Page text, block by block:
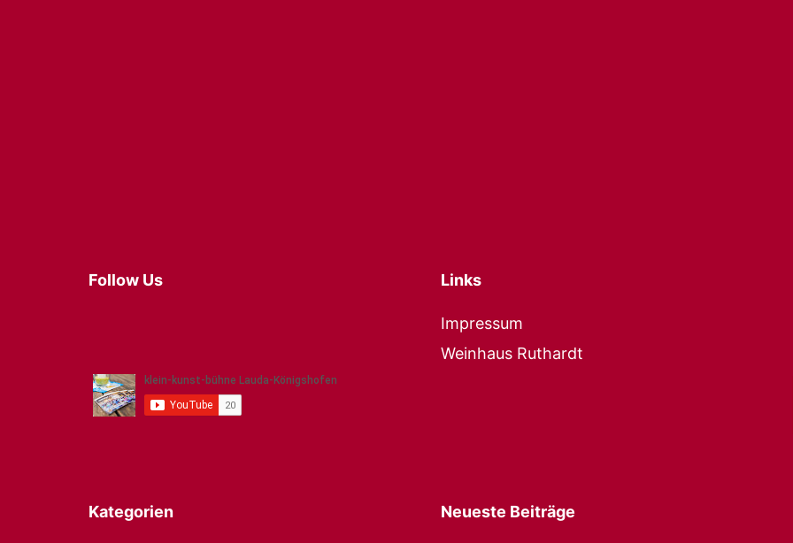
Follow Us Links
Impressum
Weinhaus Ruthardt
Kategorien Neueste Beiträge